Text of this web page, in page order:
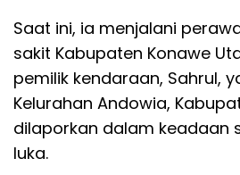
Saat ini, ia menjalani
sakit Kabupaten Konawe
pemilik kendaraan, Sahrul,
Kelurahan Andowia,
dilaporkan dalam keadaan
luka.